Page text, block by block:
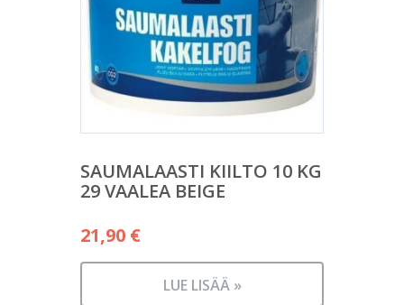
SAUMALAASTI KIILTO 10 KG
29 VAALEA BEIGE
21,90 €
LUE LISÄÄ »